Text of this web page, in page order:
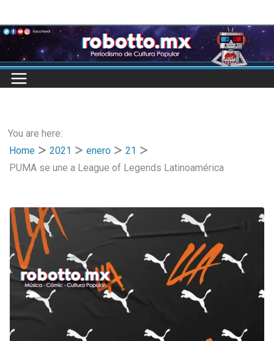
to
content
You are here:
Home
2021 enero
21
PUMA se une a League of Legends Latinoamérica